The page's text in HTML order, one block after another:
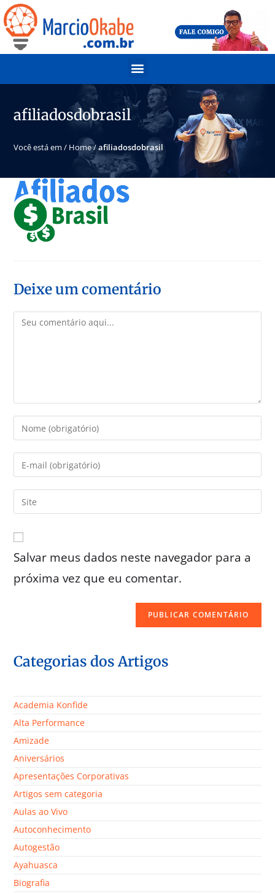
afiliadosdobrasil
Você está em / Home/afiliadosdobrasil
Deixe um comentário
Salvar meus dados neste navegador para a
próxima vez que eu comentar.
Categorias dos Artigos
Academia Konfide
Alta Performance
Amizade
Aniversários
Apresentações Corporativas
Artigos sem categoria
Aulas ao Vivo
Autoconhecimento
Autogestão
Ayahuasca
Biografia